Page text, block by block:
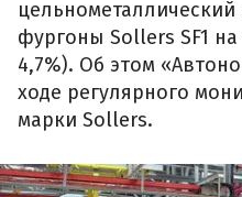
фургоны Sollers SF1
4,7%). Об этом
ходе регулярного
марки Sollers.